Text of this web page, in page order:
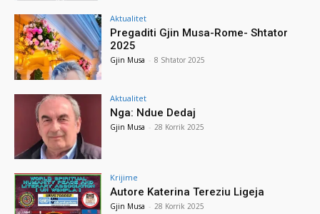
Aktualitet
Pregaditi Gjin Musa-Rome- Shtator
2025
Gjin Musa - 8 Shtator 2025
Aktualitet
Nga: Ndue Dedaj
Gjin Musa - 28 Korrik 2025
Krijime
Autore Katerina Tereziu Ligeja
Gjin Musa - 28 Korrik 2025